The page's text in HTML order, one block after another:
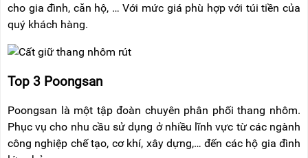
cho gia đình, căn hộ, … Với mức giá phù hợp với túi tiền của
quý khách hàng.
Top 3 Poongsan
Poongsan là một tập đoàn chuyên phân phối thang nhôm.
Phục vụ cho nhu cầu sử dụng ở nhiều lĩnh vực từ các ngành
công nghiệp chế tạo, cơ khí, xây dựng,… đến các hộ gia đình